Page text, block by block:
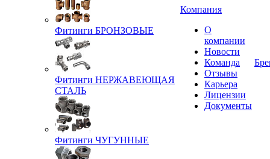
Фитинги БРОНЗОВЫЕ
Фитинги НЕРЖАВЕЮЩАЯ
СТАЛЬ
Фитинги ЧУГУННЫЕ
Компания
О
компании
Новости
Команда
Отзывы
Карьера
Лицензии
Документы